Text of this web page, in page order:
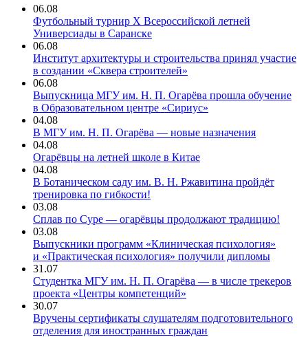
06.08
Футбольный турнир X Всероссийской летней
Универсиады в Саранске
06.08
Институт архитектуры и строительства принял участие
в создании «Сквера строителей»
06.08
Выпускница МГУ им. Н. П. Огарёва прошла обучение
в Образовательном центре «Сириус»
04.08
В МГУ им. Н. П. Огарёва — новые назначения
04.08
Огарёвцы на летней школе в Китае
04.08
В Ботаническом саду им. В. Н. Ржавитина пройдёт
тренировка по гибкости!
03.08
Сплав по Суре — огарёвцы продолжают традицию!
03.08
Выпускники программ «Клиническая психология»
и «Практическая психология» получили дипломы
31.07
Студентка МГУ им. Н. П. Огарёва — в числе трекеров
проекта «Центры компетенций»
30.07
Вручены сертификаты слушателям подготовительного
отделения для иностранных граждан